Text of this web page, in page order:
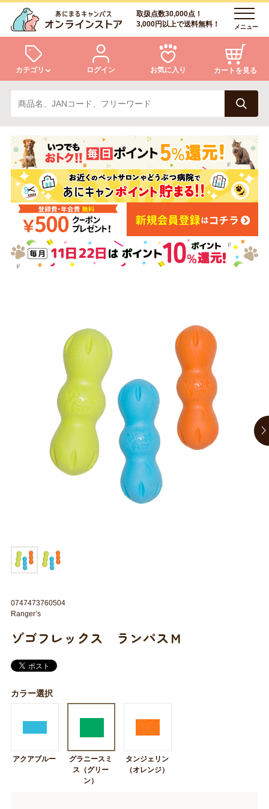
取扱点数30,000点！
3,000円以上で送料無料！
メニュー
カテゴリ
犬 猫
小動物・鳥 アクア・爬虫類・昆虫
ドッグフード キャットフード
美容・ケア用品 服・おさんぽ用品
トリマーグッズ シニアサポート
ログイン お気に入り カートを見る
ログイン
会員登録
あにまるキャンパスについて
アフターサービス
商品リクエスト
ゾゴフレックス ランパスＭ
0747473760504
Ranger’s
カラー選択
アクアブルー
グラニースミ
ス（グリー
ン）
タンジェリン
（オレンジ）